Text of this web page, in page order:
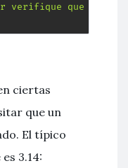
verifique que su
ciertas
que un
El típico
3.14: